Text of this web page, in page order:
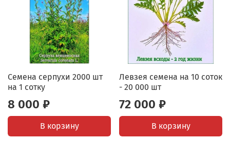
Семена серпухи 2000 шт
на 1 сотку
8 000 ₽
В корзину
Левзея семена на 10 соток
- 20 000 шт
72 000 ₽
В корзину